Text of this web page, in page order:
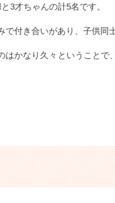
3才ちゃんの計5名です。
付き合いがあり、子供同
はかなり久々ということで